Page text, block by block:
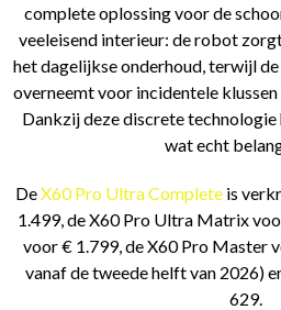
complete oplossing voor de
veeleisend interieur: de robot
het dagelijkse onderhoud, terwijl
overneemt voor incidentele
Dankzij deze discrete
wat echt
DeX60 Pro Ultra Complete is
1.499, de X60 Pro Ultra Matrix
voor € 1.799, de X60 Pro Master
vanaf de tweede helft van 2026)
629.